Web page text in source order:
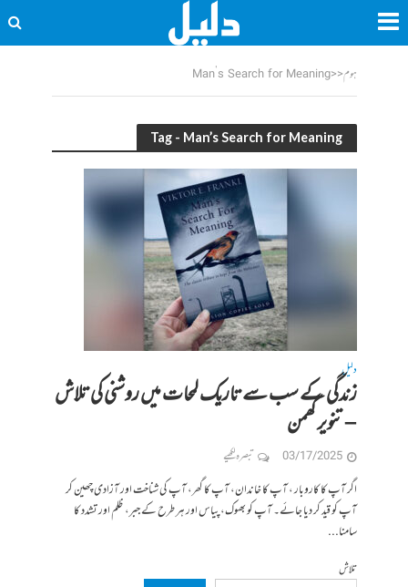
ہوم<<
Man’s Search for Meaning
Tag - Man’s Search for Meaning
دلیل
زندگی کے سب سے تاریک لمحات میں روشنی کی تلاش
– تنویر گھمن
03/17/2025 تبصرہ لکھیے
اگر آپ کا کاروبار ، آپ کا خاندان، آپ کا گھر، آپ کی شناخت اور آزادی چھین کر
آپ کو قید کر دیا جائے۔ آپ کو بھوک، پیاس اور ہر طرح کے جبر، ظلم اور تشدد کا
سامنا...
تلاش